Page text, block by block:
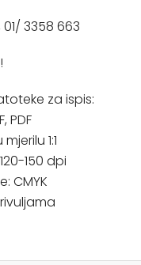
01/ 3358 663
za ispis:
PDF
1:1
150 dpi
CMYK